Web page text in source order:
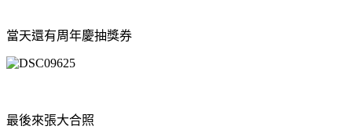
當天還有周年慶抽獎券
最後來張大合照